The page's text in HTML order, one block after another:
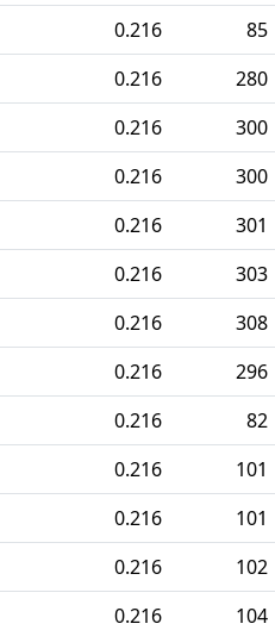
0.216 85
0.216 280
0.216 300
0.216 300
0.216 301
0.216 303
0.216 308
0.216 296
0.216 82
0.216 101
0.216 101
0.216 102
0.216 104